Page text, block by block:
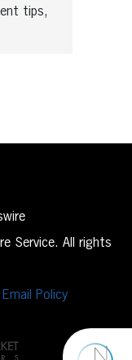
tips,
Service. All rights
Email Policy